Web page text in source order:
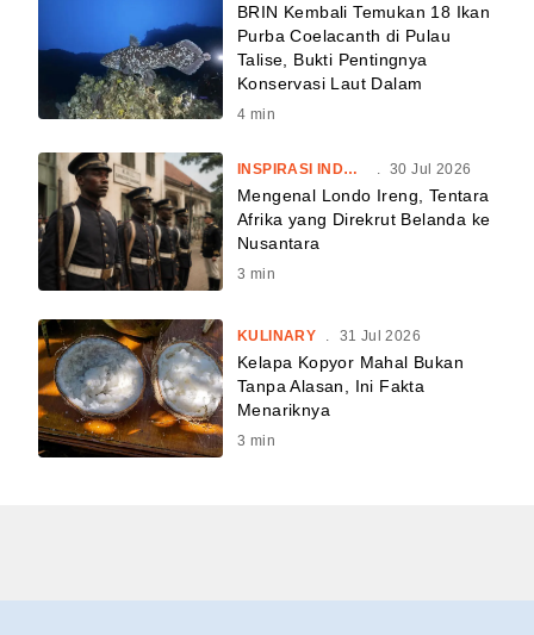
BRIN Kembali Temukan 18 Ikan
Purba Coelacanth di Pulau
Talise, Bukti Pentingnya
Konservasi Laut Dalam
4 min
INSPIRASI INDONESIA 30 Jul 2026
Mengenal Londo Ireng, Tentara
Afrika yang Direkrut Belanda ke
Nusantara
3 min
KULINARY . 31 Jul 2026
Kelapa Kopyor Mahal Bukan
Tanpa Alasan, Ini Fakta
Menariknya
3 min